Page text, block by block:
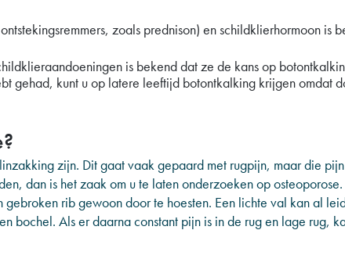
zoals prednison) en schildklierhormoon is
is bekend dat ze de kans op
gehad, kunt u op latere leeftijd botontkalking krijgen omdat
zijn. Dit gaat vaak gepaard met rugpijn, maar die
dan is het zaak om u te laten onderzoeken op
rib gewoon door te hoesten. Een lichte val kan al
bochel. Als er daarna constant pijn is in de rug en lage rug,